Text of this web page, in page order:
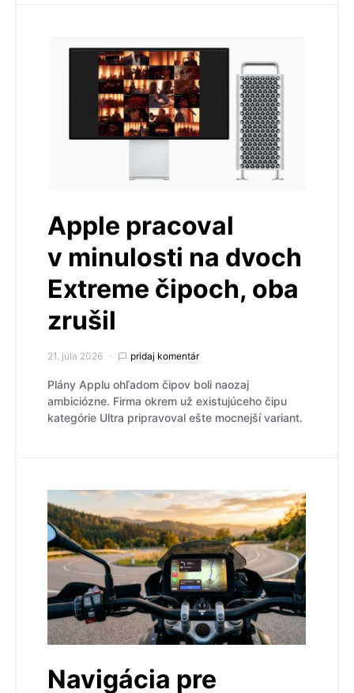
Apple pracoval
v minulosti na dvoch
Extreme čipoch, oba
zrušil
21. júla 2026 pridaj komentár
Plány Applu ohľadom čipov boli naozaj
ambiciózne. Firma okrem už existujúceho čipu
kategórie Ultra pripravoval ešte mocnejší variant.
Navigácia pre